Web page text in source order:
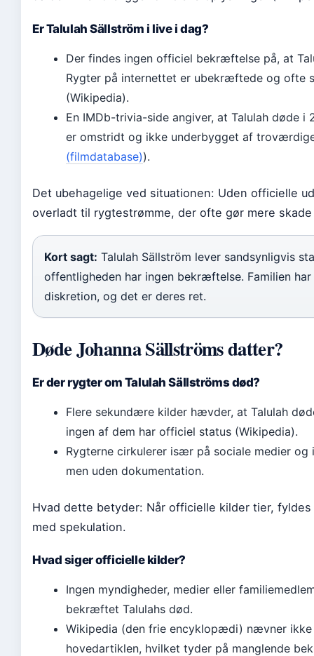
Er Talulah Sällström i live i dag?
Der findes ingen officiel bekræftelse på, at
Rygter på internettet er ubekræftede og ofte
(Wikipedia).
En IMDb-trivia-side angiver, at Talulah døde i
er omstridt og ikke underbygget af
(filmdatabase)).
Det ubehagelige ved situationen: Uden officielle
overladt til rygtestrømme, der ofte gør mere
Kort sagt: Talulah Sällström lever sandsynligvis
offentligheden har ingen bekræftelse. Familien
diskretion, og det er deres ret.
Døde Johanna Sällströms datter?
Er der rygter om Talulah Sällströms død?
Flere sekundære kilder hævder, at Talulah
ingen af dem har officiel status (Wikipedia).
Rygterne cirkulerer især på sociale medier
men uden dokumentation.
Hvad dette betyder: Når officielle kilder tier,
med spekulation.
Hvad siger officielle kilder?
Ingen myndigheder, medier eller
bekræftet Talulahs død.
Wikipedia (den frie encyklopædi) nævner
hovedartiklen, hvilket tyder på manglende